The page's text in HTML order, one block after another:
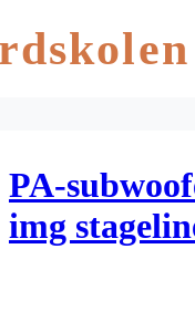
PA-
img